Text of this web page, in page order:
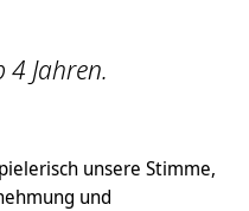
4 Jahren.
unsere Stimme,
und